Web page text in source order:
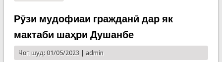
Рӯзи мудофиаи гражданӣ дар як
мактаби шаҳри Душанбе
Чоп шуд: 01/05/2023 | admin